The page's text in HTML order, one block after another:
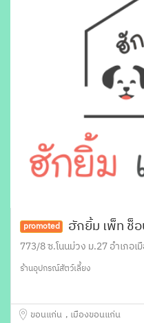
promoted ฮักยิ้ม เพ็ท ช็
773/8 ซ.โนนม่วง ม.27 อำเภอ
ร้านอุปกรณ์สัตว์เลี้ยง
ขอนแก่น เมืองขอนแก่น